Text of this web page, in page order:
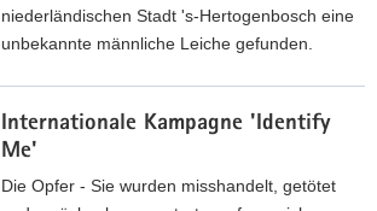
niederländischen Stadt 's-Hertogenbosch eine
unbekannte männliche Leiche gefunden.
Internationale Kampagne 'Identify
Me'
Die Opfer - Sie wurden misshandelt, getötet